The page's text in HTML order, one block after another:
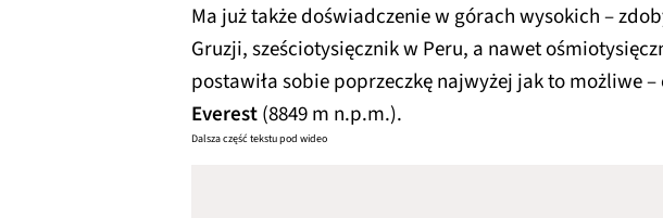
Ma już także doświadczenie w górach wysokich –
Gruzji, sześciotysięcznik w Peru, a nawet
postawiła sobie poprzeczkę najwyżej jak to możliwe –
Everest(8849 m n.p.m.).
Dalsza część tekstu pod wideo